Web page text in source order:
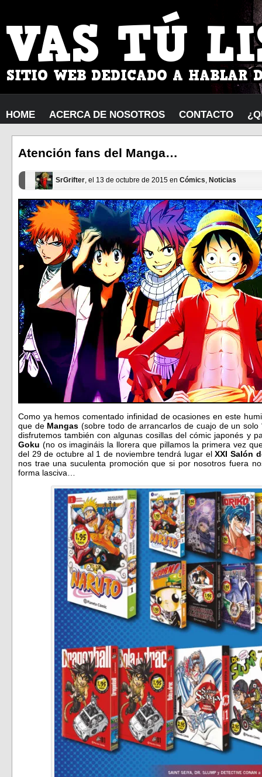
HOME ACERCA DE NOSOTROS CONTACTO
Atención fans del Manga…
SrGrifter, el 13 de octubre de 2015 en Cómics, Noticias
Como ya hemos comentado infinidad de ocasiones en este
que de Mangas (sobre todo de arrancarlos de cuajo de un solo
disfrutemos también con algunas cosillas del cómic japonés y
Goku (no os imagináis la llorera que pillamos la primera vez
del 29 de octubre al 1 de noviembre tendrá lugar elXXI Salón
nos trae una suculenta promoción que si por nosotros fuera
forma lasciva…